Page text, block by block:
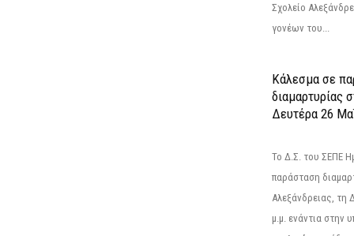
Σχολείο
γονέων του...
Κάλεσμα σε
διαμαρτυρίας
Δευτέρα 26
Το Δ.Σ. του ΣΕΠΕ
παράσταση
Αλεξάνδρειας, τη
μ.μ. ενάντια στην